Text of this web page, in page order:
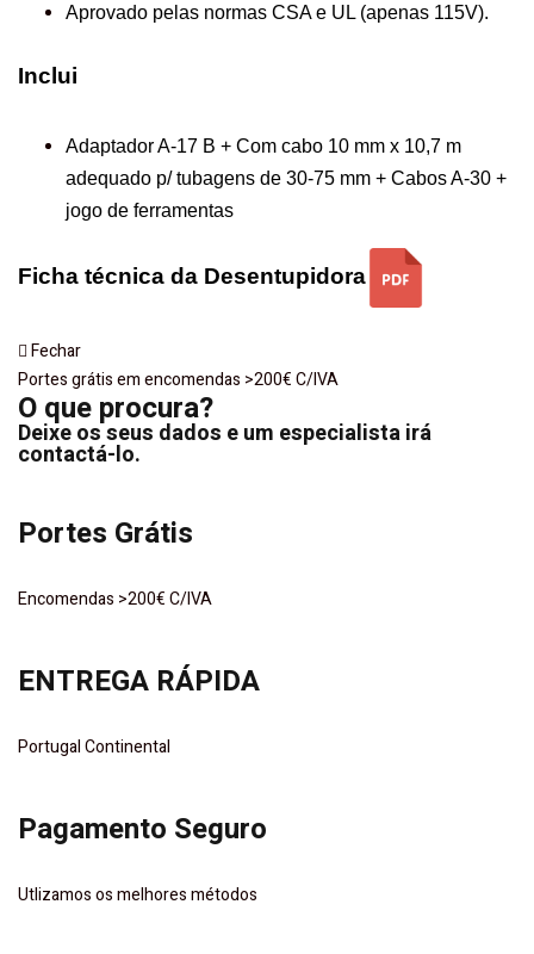
Aprovado pelas normas CSA e UL (apenas 115V).
Inclui
Adaptador A-17 B + Com cabo 10 mm x 10,7 m
adequado p/ tubagens de 30-75 mm + Cabos A-30 +
jogo de ferramentas
Ficha técnica da Desentupidora
Fechar
Portes grátis em encomendas >200€ C/IVA
O que procura?
Deixe os seus dados e um especialista irá
contactá-lo.
Portes Grátis
Encomendas >200€ C/IVA
ENTREGA RÁPIDA
Portugal Continental
Pagamento Seguro
Utlizamos os melhores métodos